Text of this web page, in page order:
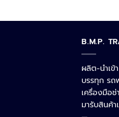
B.M.P.
ผลิต-นำเข้
บรรทุก รถ
เครื่องมือช่
มารับสินค้